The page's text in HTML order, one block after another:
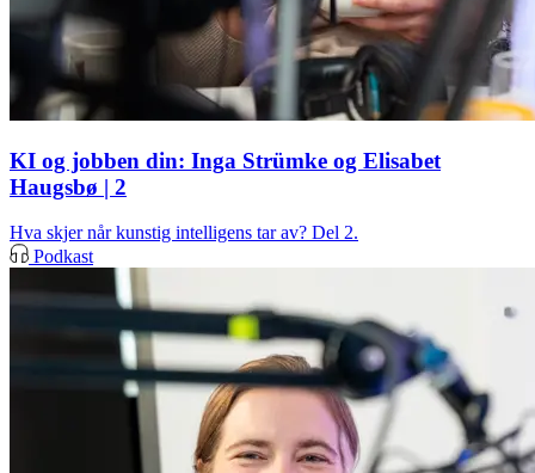
KI og jobben din: Inga Strümke og Elisabet
Haugsbø | 2
Hva skjer når kunstig intelligens tar av? Del 2.
Podkast